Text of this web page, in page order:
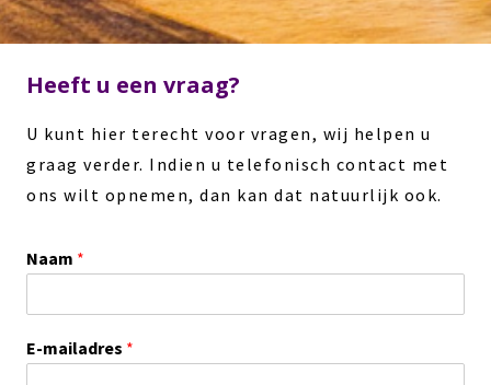
Heeft u een vraag?
U kunt hier terecht voor vragen, wij helpen u
graag verder. Indien u telefonisch contact met
ons wilt opnemen, dan kan dat natuurlijk ook.
Naam *
E-mailadres *